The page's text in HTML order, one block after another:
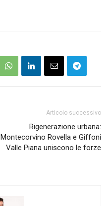
Articolo successivo
Rigenerazione urbana:
Montecorvino Rovella e Giffoni
Valle Piana uniscono le forze